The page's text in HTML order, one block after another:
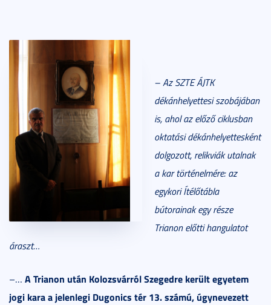
– Az SZTE ÁJTK
dékánhelyettesi szobájában
is, ahol az előző ciklusban
oktatási dékánhelyettesként
dolgozott, relikviák utalnak
a kar történelmére: az
egykori Ítélőtábla
bútorainak egy része
Trianon előtti hangulatot
áraszt…
–… A Trianon után Kolozsvárról Szegedre került egyetem
jogi kara a jelenlegi Dugonics tér 13. számú, úgynevezett